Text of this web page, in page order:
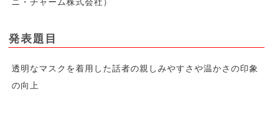
発表題目
透明なマスクを着用した話者の親しみやすさや温かさの印象
の向上